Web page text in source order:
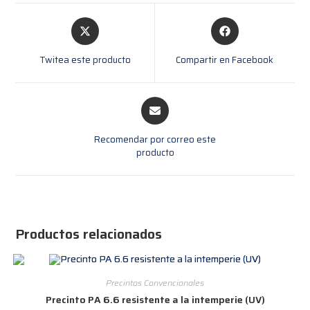
Twitea este producto Compartir en Facebook
Recomendar por correo este
producto
Productos relacionados
Precintos Convencionales
Precinto PA 6.6 resistente a la intemperie (UV)